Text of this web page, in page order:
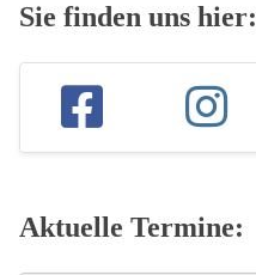
Sie finden uns hier:
Aktuelle Termine: